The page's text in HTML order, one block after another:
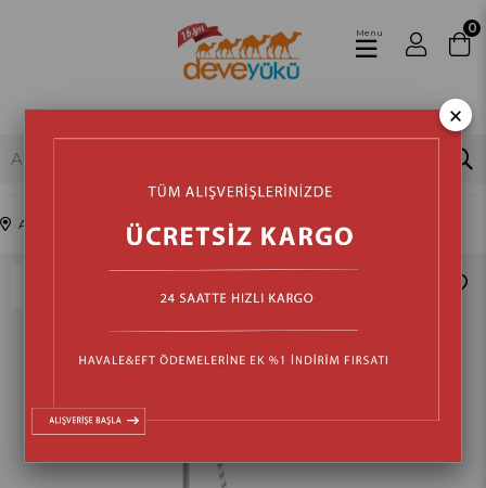
0
Menu
Anasayfa Ev Aletleri Ütüler Buhar Kazanlı Ütü
×